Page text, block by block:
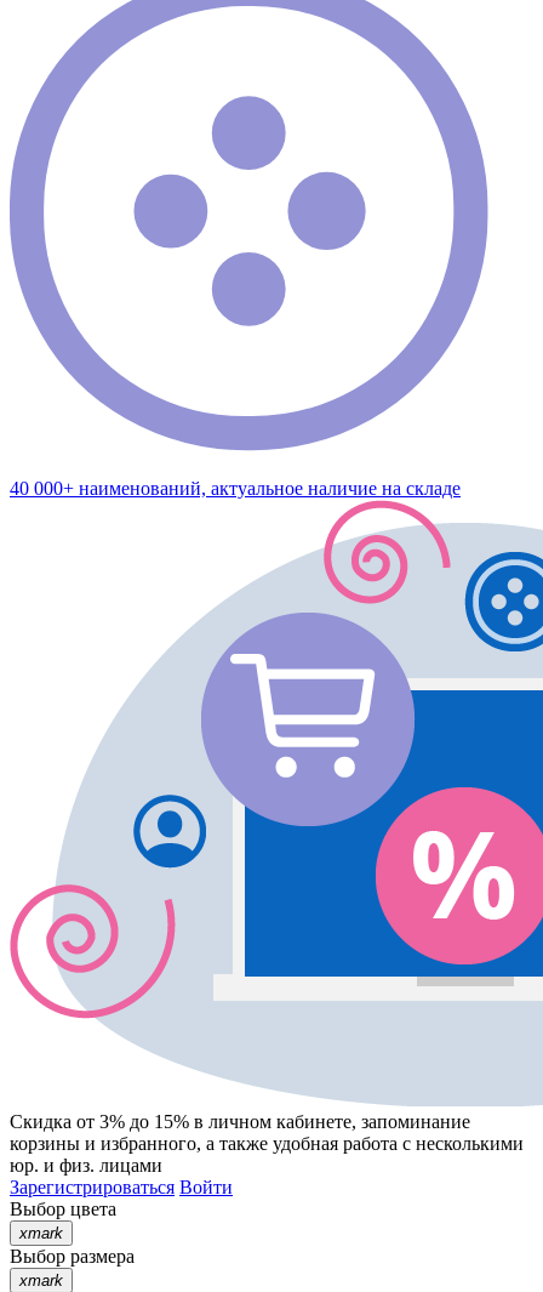
40 000+ наименований, актуальное наличие на складе
Скидка от 3% до 15% в личном кабинете, запоминание
корзины и избранного, а также удобная работа с несколькими
юр. и физ. лицами
Зарегистрироваться Войти
Выбор цвета
xmark
Выбор размера
xmark